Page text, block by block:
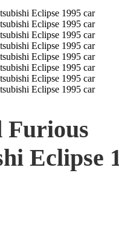
Furious
Eclipse